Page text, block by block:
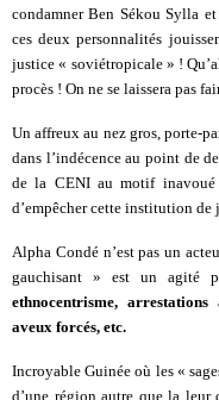
condamner Ben Sékou Sylla
ces deux personnalités
justice « soviétropicale » !
procès ! On ne se laissera pas
Un affreux au nez gros, porte-
dans l’indécence au point de
de la CENI au motif inavoué
d’empêcher cette institution de
Alpha Condé n’est pas un
gauchisant » est un agité
ethnocentrisme,
aveux forcés, etc.
Incroyable Guinée où les «
d’une région autre que la leur